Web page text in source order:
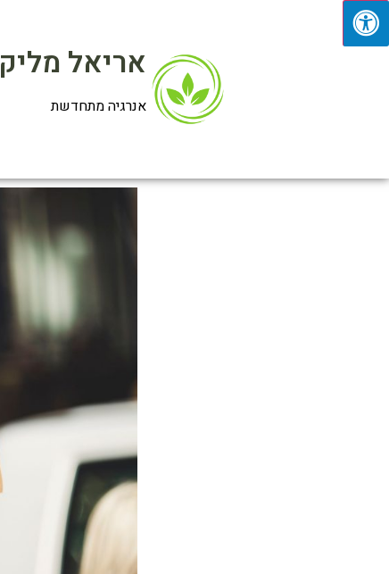
אריאל מליק
אנרגיה מתחדשת